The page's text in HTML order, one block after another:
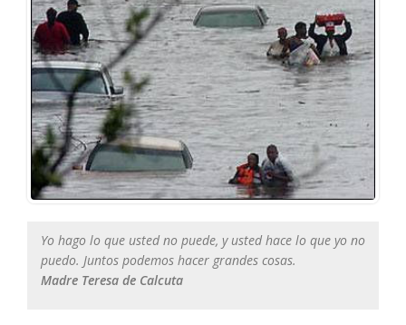
Yo hago lo que usted no puede, y usted hace lo que yo no
puedo. Juntos podemos hacer grandes cosas.
Madre Teresa de Calcuta